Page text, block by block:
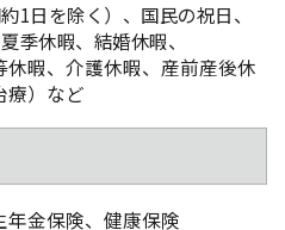
1日を除く）、国民の祝日、
季休暇、結婚休暇、
暇、介護休暇、産前産後休
療）など
金保険、健康保険